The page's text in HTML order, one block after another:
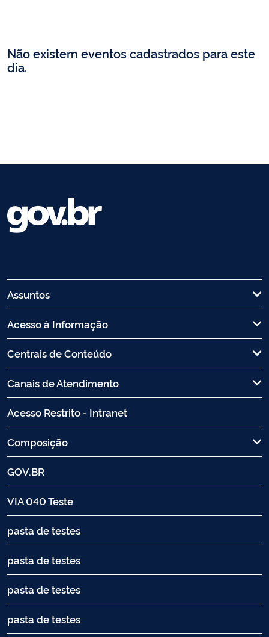
Não existem eventos cadastrados para este
dia.
Assuntos
Acesso à Informação
Centrais de Conteúdo
Canais de Atendimento
Acesso Restrito - Intranet
Composição
GOV.BR
VIA 040 Teste
pasta de testes
pasta de testes
pasta de testes
pasta de testes